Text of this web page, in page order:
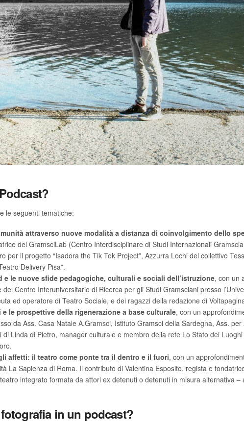
le seguenti tematiche:
attraverso nuove modalità a distanza di coinvolgimento dello
del GramsciLab (Centro Interdisciplinare di Studi Internazionali
per il progetto “Isadora the Tik Tok Project”, Azzurra Lochi del collettivo
Delivery Pisa”.
e le nuove sfide pedagogiche, culturali e sociali dell’istruzione, con un
Centro Interuniversitario di Ricerca per gli Studi Gramsciani presso
ed operatore di Teatro Sociale, e dei ragazzi della redazione di
le prospettive della rigenerazione a base culturale, con un
da Ass. Casa Natale A.Gramsci, Istituto Gramsci della Sardegna, Ass.
Linda di Pietro, manager culturale e membro della rete Lo Stato dei
affetti: il teatro come ponte tra il dentro e il fuori, con un
La Sapienza di Roma. Il contributo di Valentina Esposito, regista e
integrato formata da attori ex detenuti o detenuti in misura alternativa
in un podcast?